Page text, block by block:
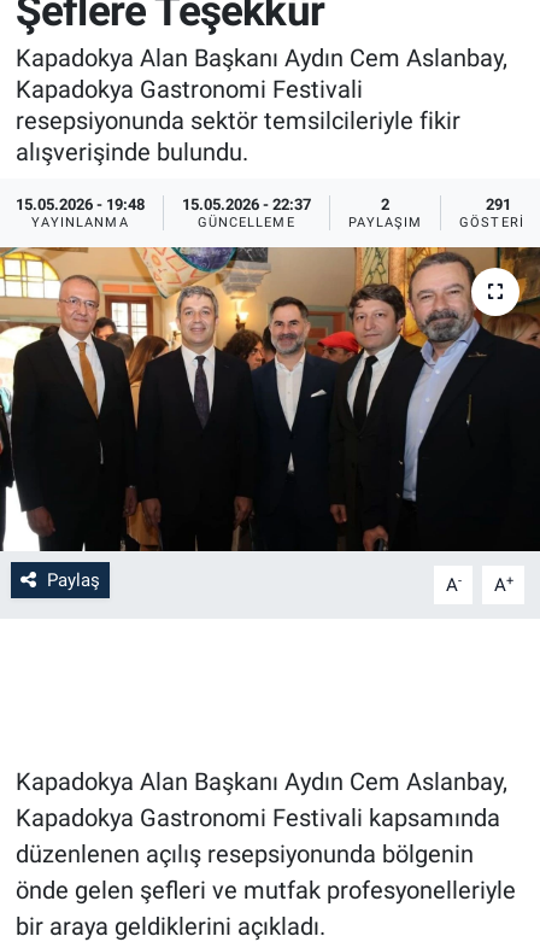
Şeflere Teşekkür
Kapadokya Alan Başkanı Aydın Cem Aslanbay,
Kapadokya Gastronomi Festivali
resepsiyonunda sektör temsilcileriyle fikir
alışverişinde bulundu.
15.05.2026 - 19:48
YAYINLANMA
15.05.2026 - 22:37
GÜNCELLEME
2
PAYLAŞIM
291
GÖSTERIM
Paylaş A- A+
Kapadokya Alan Başkanı Aydın Cem Aslanbay,
Kapadokya Gastronomi Festivali kapsamında
düzenlenen açılış resepsiyonunda bölgenin
önde gelen şefleri ve mutfak profesyonelleriyle
bir araya geldiklerini açıkladı.
Sağlık
Yerel
Genel
Asayiş
İlan - Duyuru- Mesaj
Türkiye Gündemi
Sizden Gelenler
Yaşam
Sağlık
Eğitim
Kültür
Medya
Bilim-Tek
Kayseri
Niğde
Aksaray
İlan - Duyuru- Mesaj
Türkiye Gündemi
Sizden Gelenler